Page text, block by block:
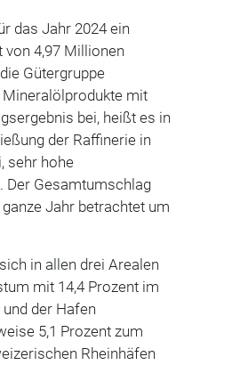
das Jahr 2024 ein
4,97 Millionen
Gütergruppe
Mineralölprodukte mit
bei, heißt es in
der Raffinerie in
sehr hohe
Der Gesamtumschlag
Jahr betrachtet um
in allen drei Arealen
mit 14,4 Prozent im
der Hafen
5,1 Prozent zum
Rheinhäfen